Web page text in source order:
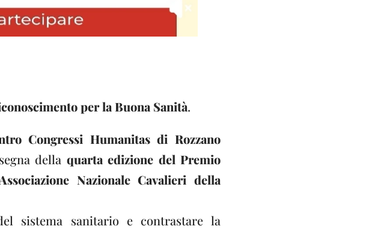
per la Buona Sanità.
Congressi Humanitas di Rozzano
della quarta edizione del Premio
Nazionale Cavalieri della
sistema sanitario e contrastare la